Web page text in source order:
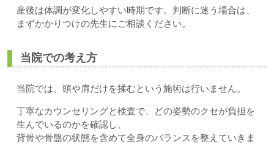
産後は体調が変化しやすい時期です。判断に迷う場合は、
まずかかりつけの先生にご相談ください。
当院での考え方
当院では、頭や肩だけを揉むという施術は行いません。
丁寧なカウンセリングと検査で、どの姿勢のクセが負担を
生んでいるのかを確認し、
背骨や骨盤の状態を含めて全身のバランスを整えていきま